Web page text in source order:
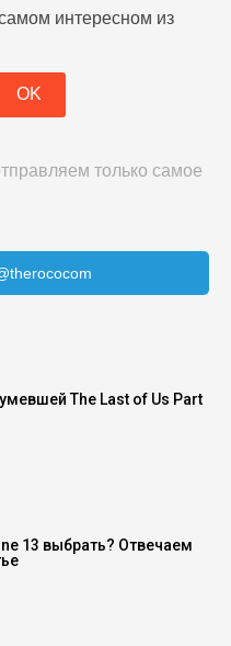
интересном из
только самое
The Last of Us Part
13 выбрать? Отвечаем